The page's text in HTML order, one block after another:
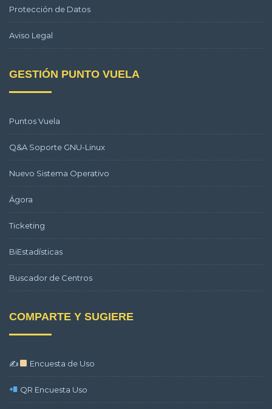
Protección de Datos
Aviso Legal
GESTIÓN PUNTO VUELA
Puntos Vuela
Q&A Soporte GNU-Linux
Nuevo Sistema Operativo
Ágora
Ticketing
BiEstadísticas
Buscador de Centros
COMPARTE Y SUGIERE
✍ Encuesta de Uso
QR Encuesta Uso